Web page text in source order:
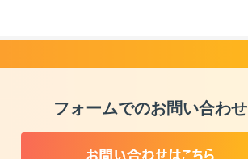
フォームでのお問い合わせ